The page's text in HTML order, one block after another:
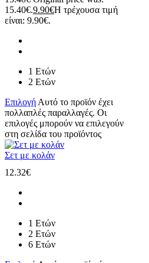
15.40€.9.90€Η τρέχουσα τιμή
είναι: 9.90€.
1 Ετών
2 Ετών
Επιλογή Αυτό το προϊόν έχει
πολλαπλές παραλλαγές. Οι
επιλογές μπορούν να επιλεγούν
στη σελίδα του προϊόντος
Σετ με κολάν
12.32€
1 Ετών
2 Ετών
6 Ετών